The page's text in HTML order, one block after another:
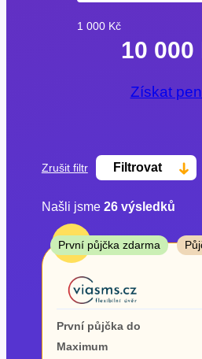
1 000 Kč
10 000
Získat
Zrušit filtr Filtrovat
Cena
Od
První půjčka zdarma
–
Našli jsme 26výsledků
TOP
První půjčka zdarma
První půjčka do
Maximum